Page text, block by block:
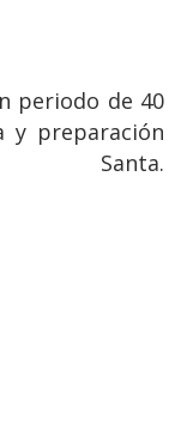
periodo de 40
y preparación
Santa.